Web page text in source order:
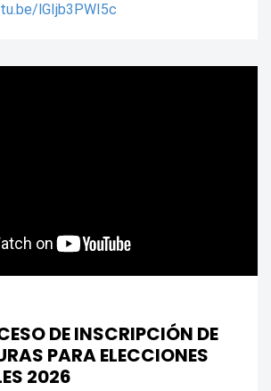
lGIjb3PWI5c
DE INSCRIPCIÓN DE
PARA ELECCIONES
2026